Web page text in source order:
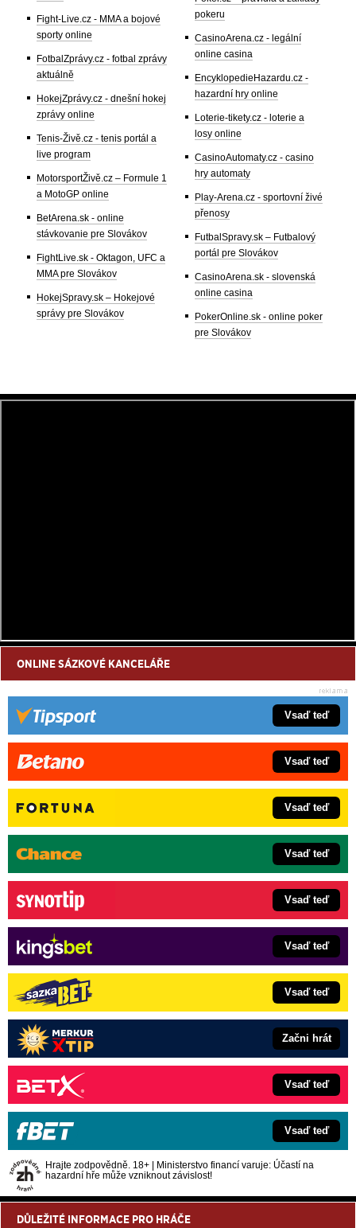
Fight-Live.cz - MMA a bojové
sporty online
FotbalZprávy.cz - fotbal zprávy
aktuálně
HokejZprávy.cz - dnešní hokej
zprávy online
Tenis-Živě.cz - tenis portál a
live program
MotorsportŽivě.cz – Formule 1
a MotoGP online
BetArena.sk - online
stávkovanie pre Slovákov
FightLive.sk - Oktagon, UFC a
MMA pre Slovákov
HokejSpravy.sk – Hokejové
správy pre Slovákov
pokeru
CasinoArena.cz - legální
online casina
EncyklopedieHazardu.cz -
hazardní hry online
Loterie-tikety.cz - loterie a
losy online
CasinoAutomaty.cz - casino
hry automaty
Play-Arena.cz - sportovní živé
přenosy
FutbalSpravy.sk – Futbalový
portál pre Slovákov
CasinoArena.sk - slovenská
online casina
PokerOnline.sk - online poker
pre Slovákov
ONLINE SÁZKOVÉ KANCELÁŘE
Vsaď teď
Vsaď teď
Vsaď teď
Vsaď teď
Vsaď teď
Vsaď teď
Vsaď teď
Začni hrát
Vsaď teď
Vsaď teď
Hrajte zodpovědně. 18+ | Ministerstvo financí varuje: Účastí na
hazardní hře může vzniknout závislost!
DŮLEŽITÉ INFORMACE PRO HRÁČE